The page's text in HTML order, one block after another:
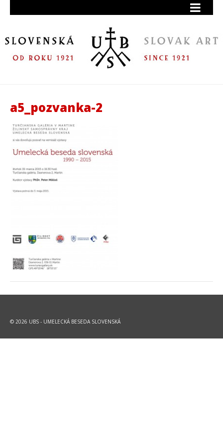
a5_pozvanka-2
© 2026 UBS - UMELECKÁ BESEDA SLOVENSKÁ